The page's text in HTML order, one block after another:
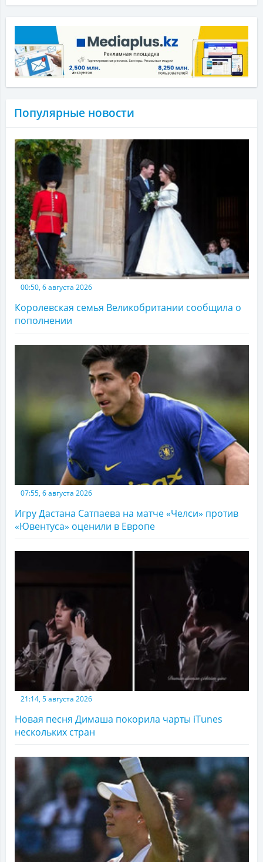
Популярные новости
00:50, 6 августа 2026
Королевская семья Великобритании сообщила о
пополнении
07:55, 6 августа 2026
Игру Дастана Сатпаева на матче «Челси» против
«Ювентуса» оценили в Европе
21:14, 5 августа 2026
Новая песня Димаша покорила чарты iTunes
нескольких стран